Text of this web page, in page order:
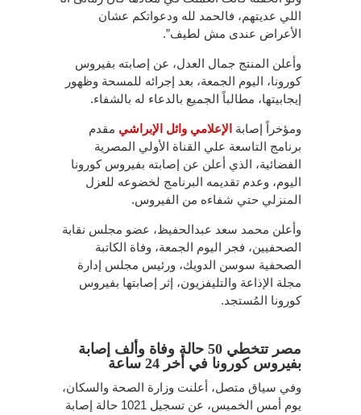
اللي عديتهم، فالحمد لله ودعواتكم عشان
الأعراض عندى مش لطيف”.
وأعلن المنتج جمال العدل، عن إصابته بفيروس
كورونا، اليوم الجمعة، بعد إجرائه للمسحة وظهور
إيجابيتها، مطالباً الجميع بالدعاء له بالشفاء.
ومؤخراً إصابة الإعلامي وائل الإبراشي مقدم
برنامج التاسعة علي القناة الأولي المصرية
الفضائية، الذي أعلن عن إصابته بفيروس كورونا
اليوم، وعدم تقديمه البرنامج لخضوعه للعزل
المنزلي حتي شفاءه من الفيروس.
وأعلن محمد سعد عبدالحفيظ، عضو مجلس نقابة
الصحفيين، فجر اليوم الجمعة، وفاة الكاتبة
الصحفية سوسن الدويك، ورئيس مجلس إدارة
مجلة الإذاعة والتليفزيون، إثر إصابتها بفيروس
كورونا المُستجد.
مصر تتخطي 50 حالة وفاة وألف إصابة
بفيروس كورونا في أخر 24 ساعة
وفي سياق متصل، أعلنت وزارة الصحة والسكان،
يوم أمس الخميس، عن تسجيل 1021 حالة إصابة